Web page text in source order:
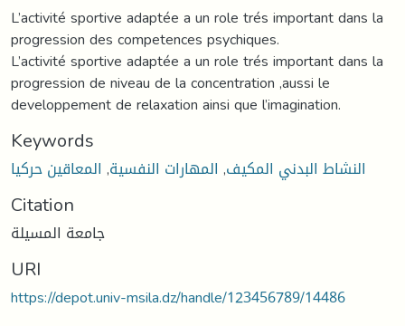
L’activité sportive adaptée a un role trés important dans la
progression des competences psychiques.
L’activité sportive adaptée a un role trés important dans la
progression de niveau de la concentration ,aussi le
developpement de relaxation ainsi que l’imagination.
Keywords
النشاط البدني المكيف, المهارات النفسية, المعاقين حركيا
Citation
جامعة المسيلة
URI
https://depot.univ-msila.dz/handle/123456789/14486